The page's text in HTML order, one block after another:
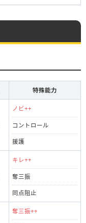
特殊能力
ノビ++
コントロール
援護
キレ++
奪三振
同点阻止
奪三振++